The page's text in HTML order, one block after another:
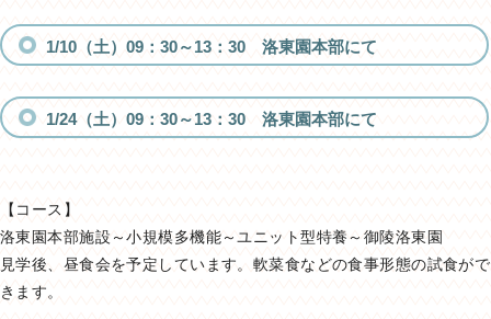
1/10（土）09：30～13：30 洛東園本部にて
1/24（土）09：30～13：30 洛東園本部にて
【コース】
洛東園本部施設～小規模多機能～ユニット型特養～御陵洛東園
見学後、昼食会を予定しています。軟菜食などの食事形態の試食がで
きます。